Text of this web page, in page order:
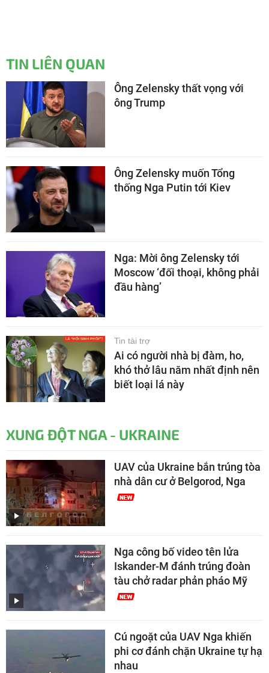
TIN LIÊN QUAN
Ông Zelensky thất vọng với
ông Trump
Ông Zelensky muốn Tổng
thống Nga Putin tới Kiev
Nga: Mời ông Zelensky tới
Moscow ‘đối thoại, không phải
đầu hàng’
Tin tài trợ
Ai có người nhà bị đàm, ho,
khó thở lâu năm nhất định nên
biết loại lá này
XUNG ĐỘT NGA - UKRAINE
UAV của Ukraine bắn trúng tòa
nhà dân cư ở Belgorod, Nga
Nga công bố video tên lửa
Iskander-M đánh trúng đoàn
tàu chở radar phản pháo Mỹ
Cú ngoặt của UAV Nga khiến
phi cơ đánh chặn Ukraine tự hạ
nhau